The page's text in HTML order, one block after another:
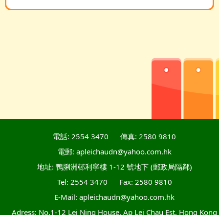
電話: 2554 3470
傳真: 2580 9810
電郵: apleichaudn@yahoo.com.hk
地址: 鴨脷洲邨利寧樓 1-12 號地下 (郵政局隔鄰)
Tel: 2554 3470
Fax: 2580 9810
E-Mail: apleichaudn@yahoo.com.hk
Adress: No.1-12 Lei Ning House, Ap Lei Chau Est, Hong Kong